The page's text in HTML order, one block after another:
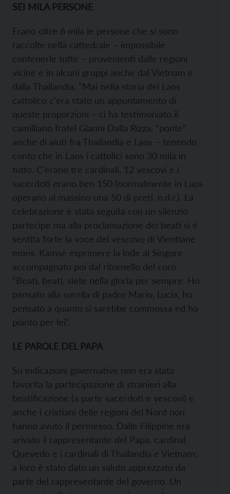
SEI MILA PERSONE
Erano oltre 6 mila le persone che si sono
raccolte nella cattedrale – impossibile
contenerle tutte – provenienti dalle regioni
vicine e in alcuni gruppi anche dal Vietnam e
dalla Thailandia. “Mai nella storia del Laos
cattolico c'era stato un appuntamento di
queste proporzioni – ci ha testimoniato il
camilliano fratel Gianni Dalla Rizza, “ponte”
anche di aiuti fra Thailandia e Laos – tenendo
conto che in Laos i cattolici sono 30 mila in
tutto. C'erano tre cardinali, 12 vescovi e i
sacerdoti erano ben 150 (normalmente in Laos
operano al massino una 50 di preti, n.d.r.). La
celebrazione è stata seguita con un silenzio
partecipe ma alla proclamazione dei beati si è
sentita forte la voce del vescovo di Vientiane
mons. Kamsè esprimere la lode al Singore
accompagnato poi dal ritornello del coro
“Beati, beati, siete nella gloria per sempre. Ho
pensato alla sorella di padre Mario, Lucia, ho
pensato a quanto si sarebbe commossa ed ho
pianto per lei”.
LE PAROLE DEL PAPA
Su indicazioni governative non era stata
favorita la partecipazione di stranieri alla
beatificazione (a parte sacerdoti e vescovi) e
anche i cristiani delle regioni del Nord non
hanno avuto il permesso. Dalle Filippine era
arivato il rappresentante del Papa, cardinal
Quevedo e i cardinali di Thailandia e Vietnam:
a loro è stato dato un saluto apprezzato da
parte del rappresentante del governo. Un